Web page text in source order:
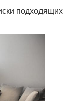
подходящих